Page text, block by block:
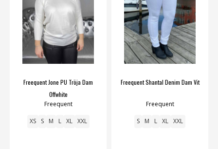
Freequent Jone PU Tröja Dam
Offwhite
Freequent
XS S M L XL XXL
Freequent Shantal Denim Dam Vit
Freequent
S M L XL XXL